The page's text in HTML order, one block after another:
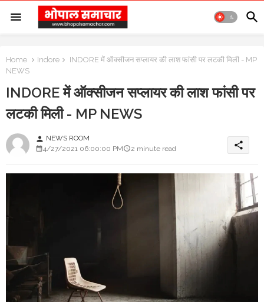
Home Indore
INDORE में ऑक्सीजन सप्लायर की लाश फांसी पर लटकी मिली - MP
NEWS
INDORE में ऑक्सीजन सप्लायर की लाश फांसी पर
लटकी मिली - MP NEWS
person NEWS ROOM
4/27/2021 06:00:00 PM
2 minute read share